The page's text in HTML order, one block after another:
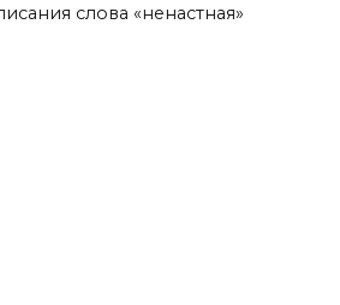
слова «ненастная»